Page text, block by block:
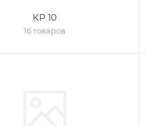
KP 10
16 товаров